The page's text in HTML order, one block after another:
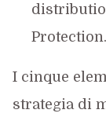
Protection.
I cinque
strategia di